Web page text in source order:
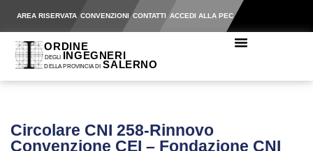
AREA RISERVATA CONVENZIONI CONTATTI ACCEDI ALLA PEC
Circolare CNI 258-Rinnovo
Convenzione CEI – Fondazione CNI